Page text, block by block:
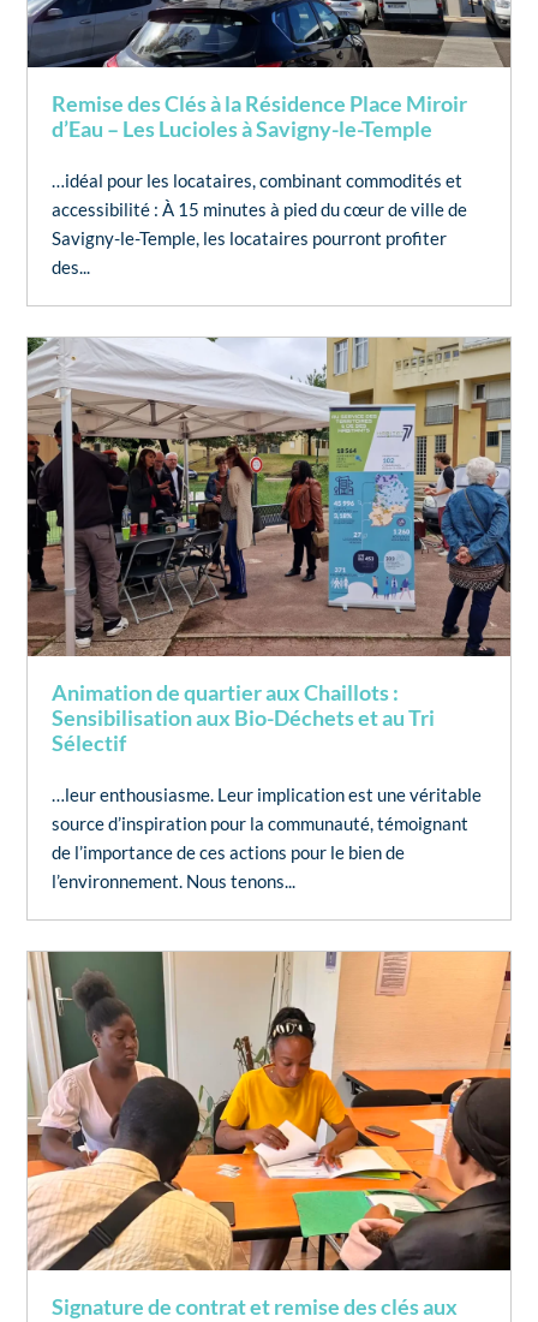
Remise des Clés à la Résidence Place Miroir
d’Eau – Les Lucioles à Savigny-le-Temple
…idéal pour les locataires, combinant commodités et
accessibilité : À 15 minutes à pied du cœur de ville de
Savigny-le-Temple, les locataires pourront profiter
des...
Animation de quartier aux Chaillots :
Sensibilisation aux Bio-Déchets et au Tri
Sélectif
…leur enthousiasme. Leur implication est une véritable
source d’inspiration pour la communauté, témoignant
de l’importance de ces actions pour le bien de
l’environnement. Nous tenons...
Signature de contrat et remise des clés aux